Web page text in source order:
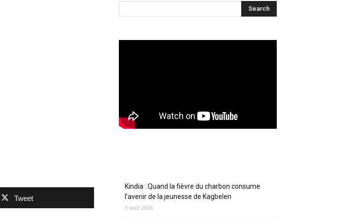
Tweet
Kindia : Quand la fièvre du charbon consume
l’avenir de la jeunesse de Kagbelen
6 août 2026